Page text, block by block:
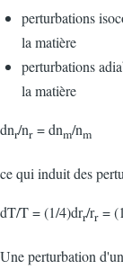
perturbations
la matière
perturbations
la matière
dnr/nr= dnm/nm
ce qui induit des
dT/T = (1/4)drr/rr=
Une perturbation